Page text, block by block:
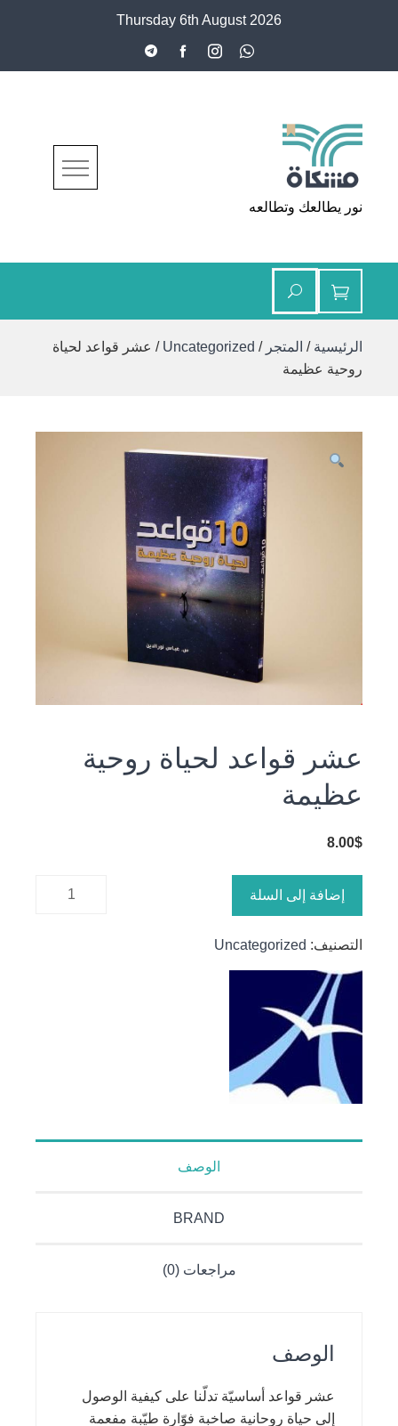
Thursday 6th August 2026
مشكاة
نور يطالعك وتطالعه
الرئيسية / المتجر /
Uncategorized / عشر قواعد لحياة
روحية عظيمة
عشر قواعد لحياة روحية
عظيمة
8.00$
كمية عشر
إضافة إلى السلة
التصنيف: Uncategorized
الوصف
BRAND
مراجعات (0)
الوصف
عشر قواعد أساسيّة تدلّنا على كيفية الوصول
إلى حياة روحانية صاخبة فوّارة طيّبة مفعمة